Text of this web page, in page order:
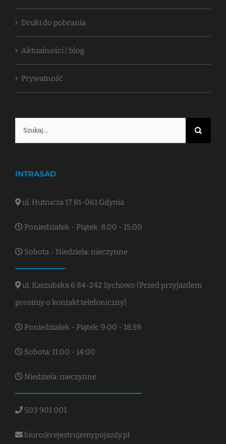
Druki do pobrania
Aktualności / blog
Prywatność
Szukaj
INTRASAD
ul. Hutnicza 17 81-061 Gdynia
Poniedziałek - Piątek: 8:00 - 15:00
Sobota - Niedziela: nieczynne
ul. Kaszubska 6 84-242 Sychowo (Przed przyjazdem
prosimy o kontakt telefoniczny)
Poniedziałek - Piątek: 9:00 - 18:59
Sobota: 11:00 - 14:00
Niedziela: nieczynne
503 901 001
biuro@rejestrujemypojazdy.pl